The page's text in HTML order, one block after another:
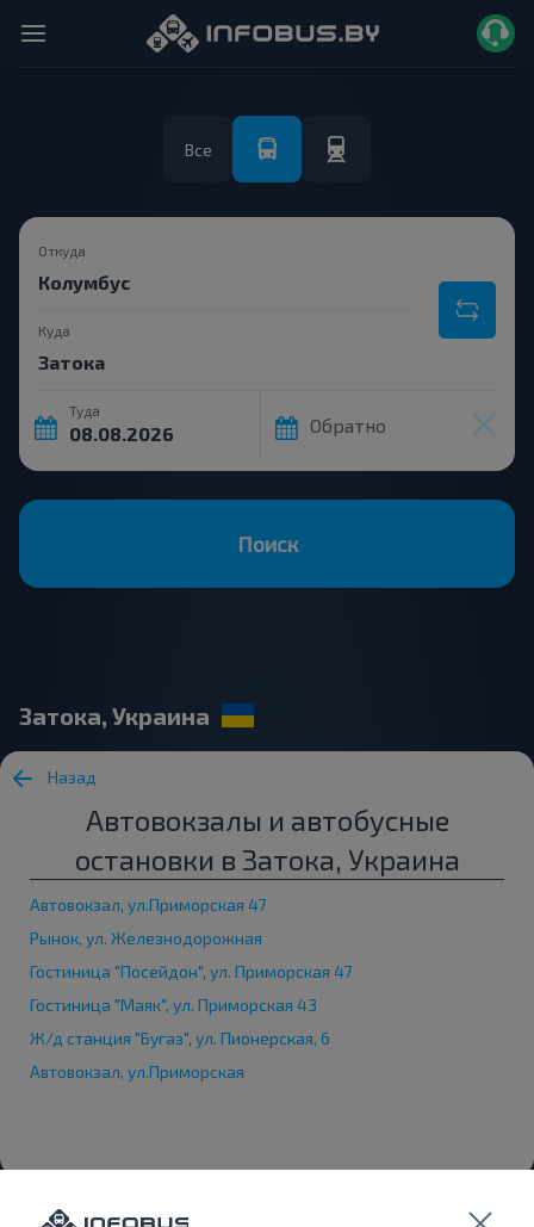
Все
Откуда
Куда
Туда
Обратно
Поиск
Затока, Украина
Назад
Автовокзалы и автобусные
остановки в Затока, Украина
Автовокзал, ул.Приморская 47
Рынок, ул. Железнодорожная
Гостиница "Посейдон", ул. Приморская 47
Гостиница "Маяк", ул. Приморская 43
Ж/д станция "Бугаз", ул. Пионерская, 6
Автовокзал, ул.Приморская